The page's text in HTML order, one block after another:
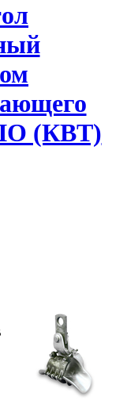
(КВТ)